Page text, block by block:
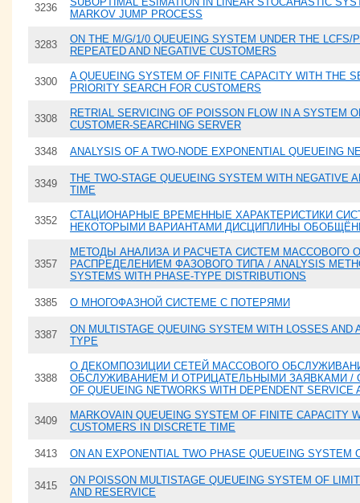
3236
MARKOV JUMP PROCESS
3283
ON THE M/G/1/0 QUEUEING SYSTEM UNDER THE LCFS/
REPEATED AND NEGATIVE CUSTOMERS
3300
A QUEUEING SYSTEM OF FINITE CAPACITY WITH THE
PRIORITY SEARCH FOR CUSTOMERS
3308
RETRIAL SERVICING OF POISSON FLOW IN A SYSTEM
CUSTOMER-SEARCHING SERVER
3348 ANALYSIS OF A TWO-NODE EXPONENTIAL QUEUEING
3349
THE TWO-STAGE QUEUEING SYSTEM WITH NEGATIVE
TIME
3352
СТАЦИОНАРНЫЕ ВРЕМЕННЫЕ ХАРАКТЕРИСТИКИ
НЕКОТОРЫМИ ВАРИАНТАМИ ДИСЦИПЛИНЫ
3357
МЕТОДЫ АНАЛИЗА И РАСЧЕТА СИСТЕМ МАССОВОГО
РАСПРЕДЕЛЕНИЕМ ФАЗОВОГО ТИПА / ANALYSIS
SYSTEMS WITH PHASE-TYPE DISTRIBUTIONS
3385 О МНОГОФАЗНОЙ СИСТЕМЕ С ПОТЕРЯМИ
3387
ON MULTISTAGE QUEUING SYSTEM WITH LOSSES AND
TYPE
3388
О ДЕКОМПОЗИЦИИ СЕТЕЙ МАССОВОГО
ОБСЛУЖИВАНИЕМ И ОТРИЦАТЕЛЬНЫМИ ЗАЯВКАМИ / ON
OF QUEUEING NETWORKS WITH DEPENDENT SERVICE
3409
MARKOVAIN QUEUEING SYSTEM OF FINITE CAPACITY
CUSTOMERS IN DISCRETE TIME
3413 ON AN EXPONENTIAL TWO PHASE QUEUEING SYSTEM
3415
ON POISSON MULTISTAGE QUEUEING SYSTEM OF
AND RESERVICE